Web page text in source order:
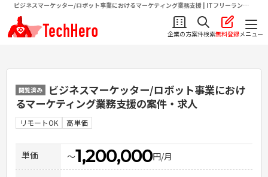
ビジネスマーケッター/ロボット事業におけるマーケティング業務支援 | ITフリーランス
向け求人・案件情報サイトテクヒロ（TechHero）
企業の方案件検索無料登録メニュー
閲覧済み
ビジネスマーケッター/ロボット事業におけ
るマーケティング業務支援の案件・求人
リモートOK 高単価
単価 〜1,200,000円/月